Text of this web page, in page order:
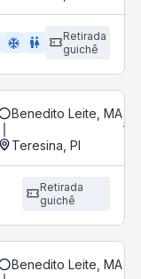
ac_unit wc
Retirada
guichê
Benedito Leite, MA
Teresina, PI
Retirada
guichê
Benedito Leite, MA